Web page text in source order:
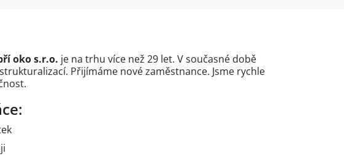
oko s.r.o. je na trhu více než 29 let. V současné době
Přijímáme nové zaměstnance. Jsme rychle